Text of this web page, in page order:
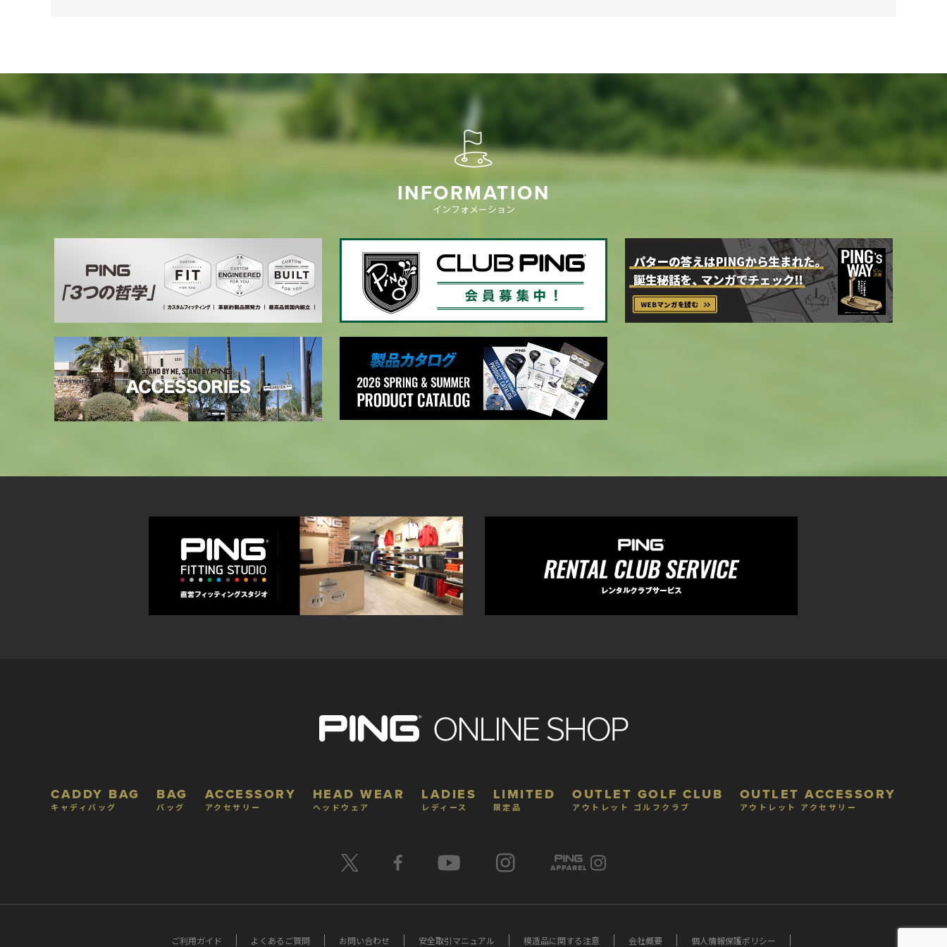
INFORMATION
インフォメーション
CADDY BAG
キャディバッグ
BAG
バッグ
ACCESSORY
アクセサリー
HEAD WEAR
ヘッドウェア
LADIES
レディース
LIMITED
限定品
OUTLET GOLF CLUB
アウトレット ゴルフクラブ
OUTLET ACCESSORY
アウトレット アクセサリー
ご利用ガイド よくあるご質問 お問い合わせ 安全取引マニュアル 模造品に関する注意 会社概要 個人情報保護ポリシー